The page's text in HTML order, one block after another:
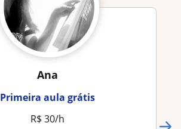
Ana
Primeira aula grátis
R$ 30/h